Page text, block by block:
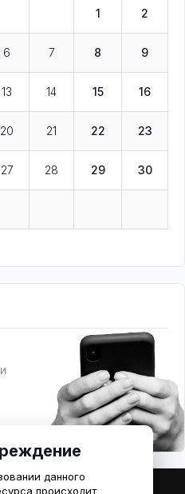
1 2
6 7 8 9
13 14 15 16
20 21 22 23
27 28 29 30
данного
происходит